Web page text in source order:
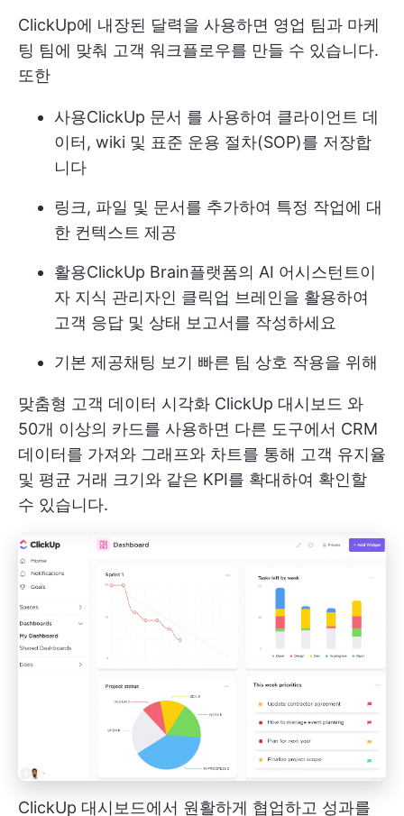
ClickUp에 내장된 달력을 사용하면 영업 팀과 마케
팅 팀에 맞춰 고객 워크플로우를 만들 수 있습니다.
또한
사용ClickUp 문서 를 사용하여 클라이언트 데
이터, wiki 및 표준 운용 절차(SOP)를 저장합
니다
링크, 파일 및 문서를 추가하여 특정 작업에 대
한 컨텍스트 제공
활용ClickUp Brain플랫폼의 AI 어시스턴트이
자 지식 관리자인 클릭업 브레인을 활용하여
고객 응답 및 상태 보고서를 작성하세요
기본 제공채팅 보기 빠른 팀 상호 작용을 위해
맞춤형 고객 데이터 시각화 ClickUp 대시보드 와
50개 이상의 카드를 사용하면 다른 도구에서 CRM
데이터를 가져와 그래프와 차트를 통해 고객 유지율
및 평균 거래 크기와 같은 KPI를 확대하여 확인할
수 있습니다.
ClickUp 대시보드에서 원활하게 협업하고 성과를